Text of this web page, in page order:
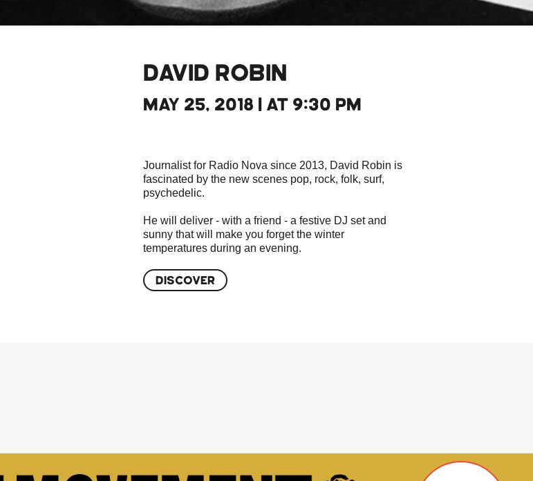
DAVID ROBIN
MAY 25, 2018 | AT 9:30 PM
Journalist for Radio Nova since 2013, David Robin is
fascinated by the new scenes pop, rock, folk, surf,
psychedelic.
He will deliver - with a friend - a festive DJ set and
sunny that will make you forget the winter
temperatures during an evening.
DISCOVER